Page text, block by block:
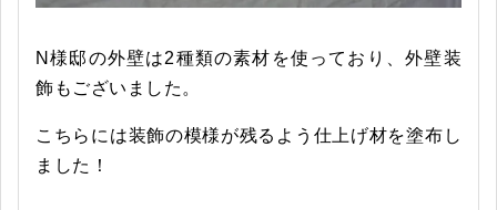
N様邸の外壁は2種類の素材を使っており、外壁装
飾もございました。
こちらには装飾の模様が残るよう仕上げ材を塗布し
ました！